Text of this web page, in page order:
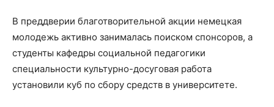
В преддверии благотворительной акции немецкая
молодежь активно занималась поиском спонсоров, а
студенты кафедры социальной педагогики
специальности культурно-досуговая работа
установили куб по сбору средств в университете.